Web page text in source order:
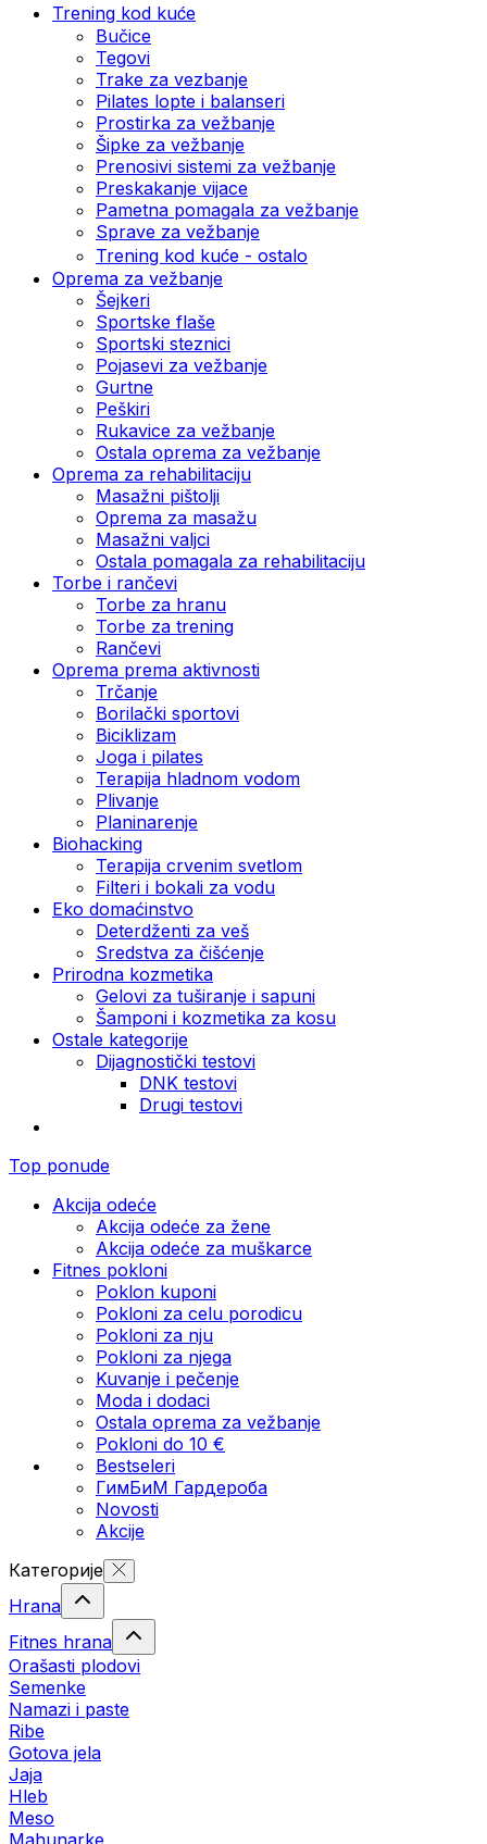
Trening kod kuće
Bučice
Tegovi
Trake za vezbanje
Pilates lopte i balanseri
Prostirka za vežbanje
Šipke za vežbanje
Prenosivi sistemi za vežbanje
Preskakanje vijace
Pametna pomagala za vežbanje
Sprave za vežbanje
Trening kod kuće - ostalo
Oprema za vežbanje
Šejkeri
Sportske flaše
Sportski steznici
Pojasevi za vežbanje
Gurtne
Peškiri
Rukavice za vežbanje
Ostala oprema za vežbanje
Oprema za rehabilitaciju
Masažni pištolji
Oprema za masažu
Masažni valjci
Ostala pomagala za rehabilitaciju
Torbe i rančevi
Torbe za hranu
Torbe za trening
Rančevi
Oprema prema aktivnosti
Trčanje
Borilački sportovi
Biciklizam
Joga i pilates
Terapija hladnom vodom
Plivanje
Planinarenje
Biohacking
Terapija crvenim svetlom
Filteri i bokali za vodu
Eko domaćinstvo
Deterdženti za veš
Sredstva za čišćenje
Prirodna kozmetika
Gelovi za tuširanje i sapuni
Šamponi i kozmetika za kosu
Ostale kategorije
Dijagnostički testovi
DNK testovi
Drugi testovi
Top ponude
Akcija odeće
Akcija odeće za žene
Akcija odeće za muškarce
Fitnes pokloni
Poklon kuponi
Pokloni za celu porodicu
Pokloni za nju
Pokloni za njega
Kuvanje i pečenje
Moda i dodaci
Ostala oprema za vežbanje
Pokloni do 10 €
Bestseleri
ГимБиМ Гардeробa
Novosti
Akcije
Категорије
Hrana
Fitnes hrana
Orašasti plodovi
Semenke
Namazi i paste
Ribe
Gotova jela
Јаја
Hleb
Meso